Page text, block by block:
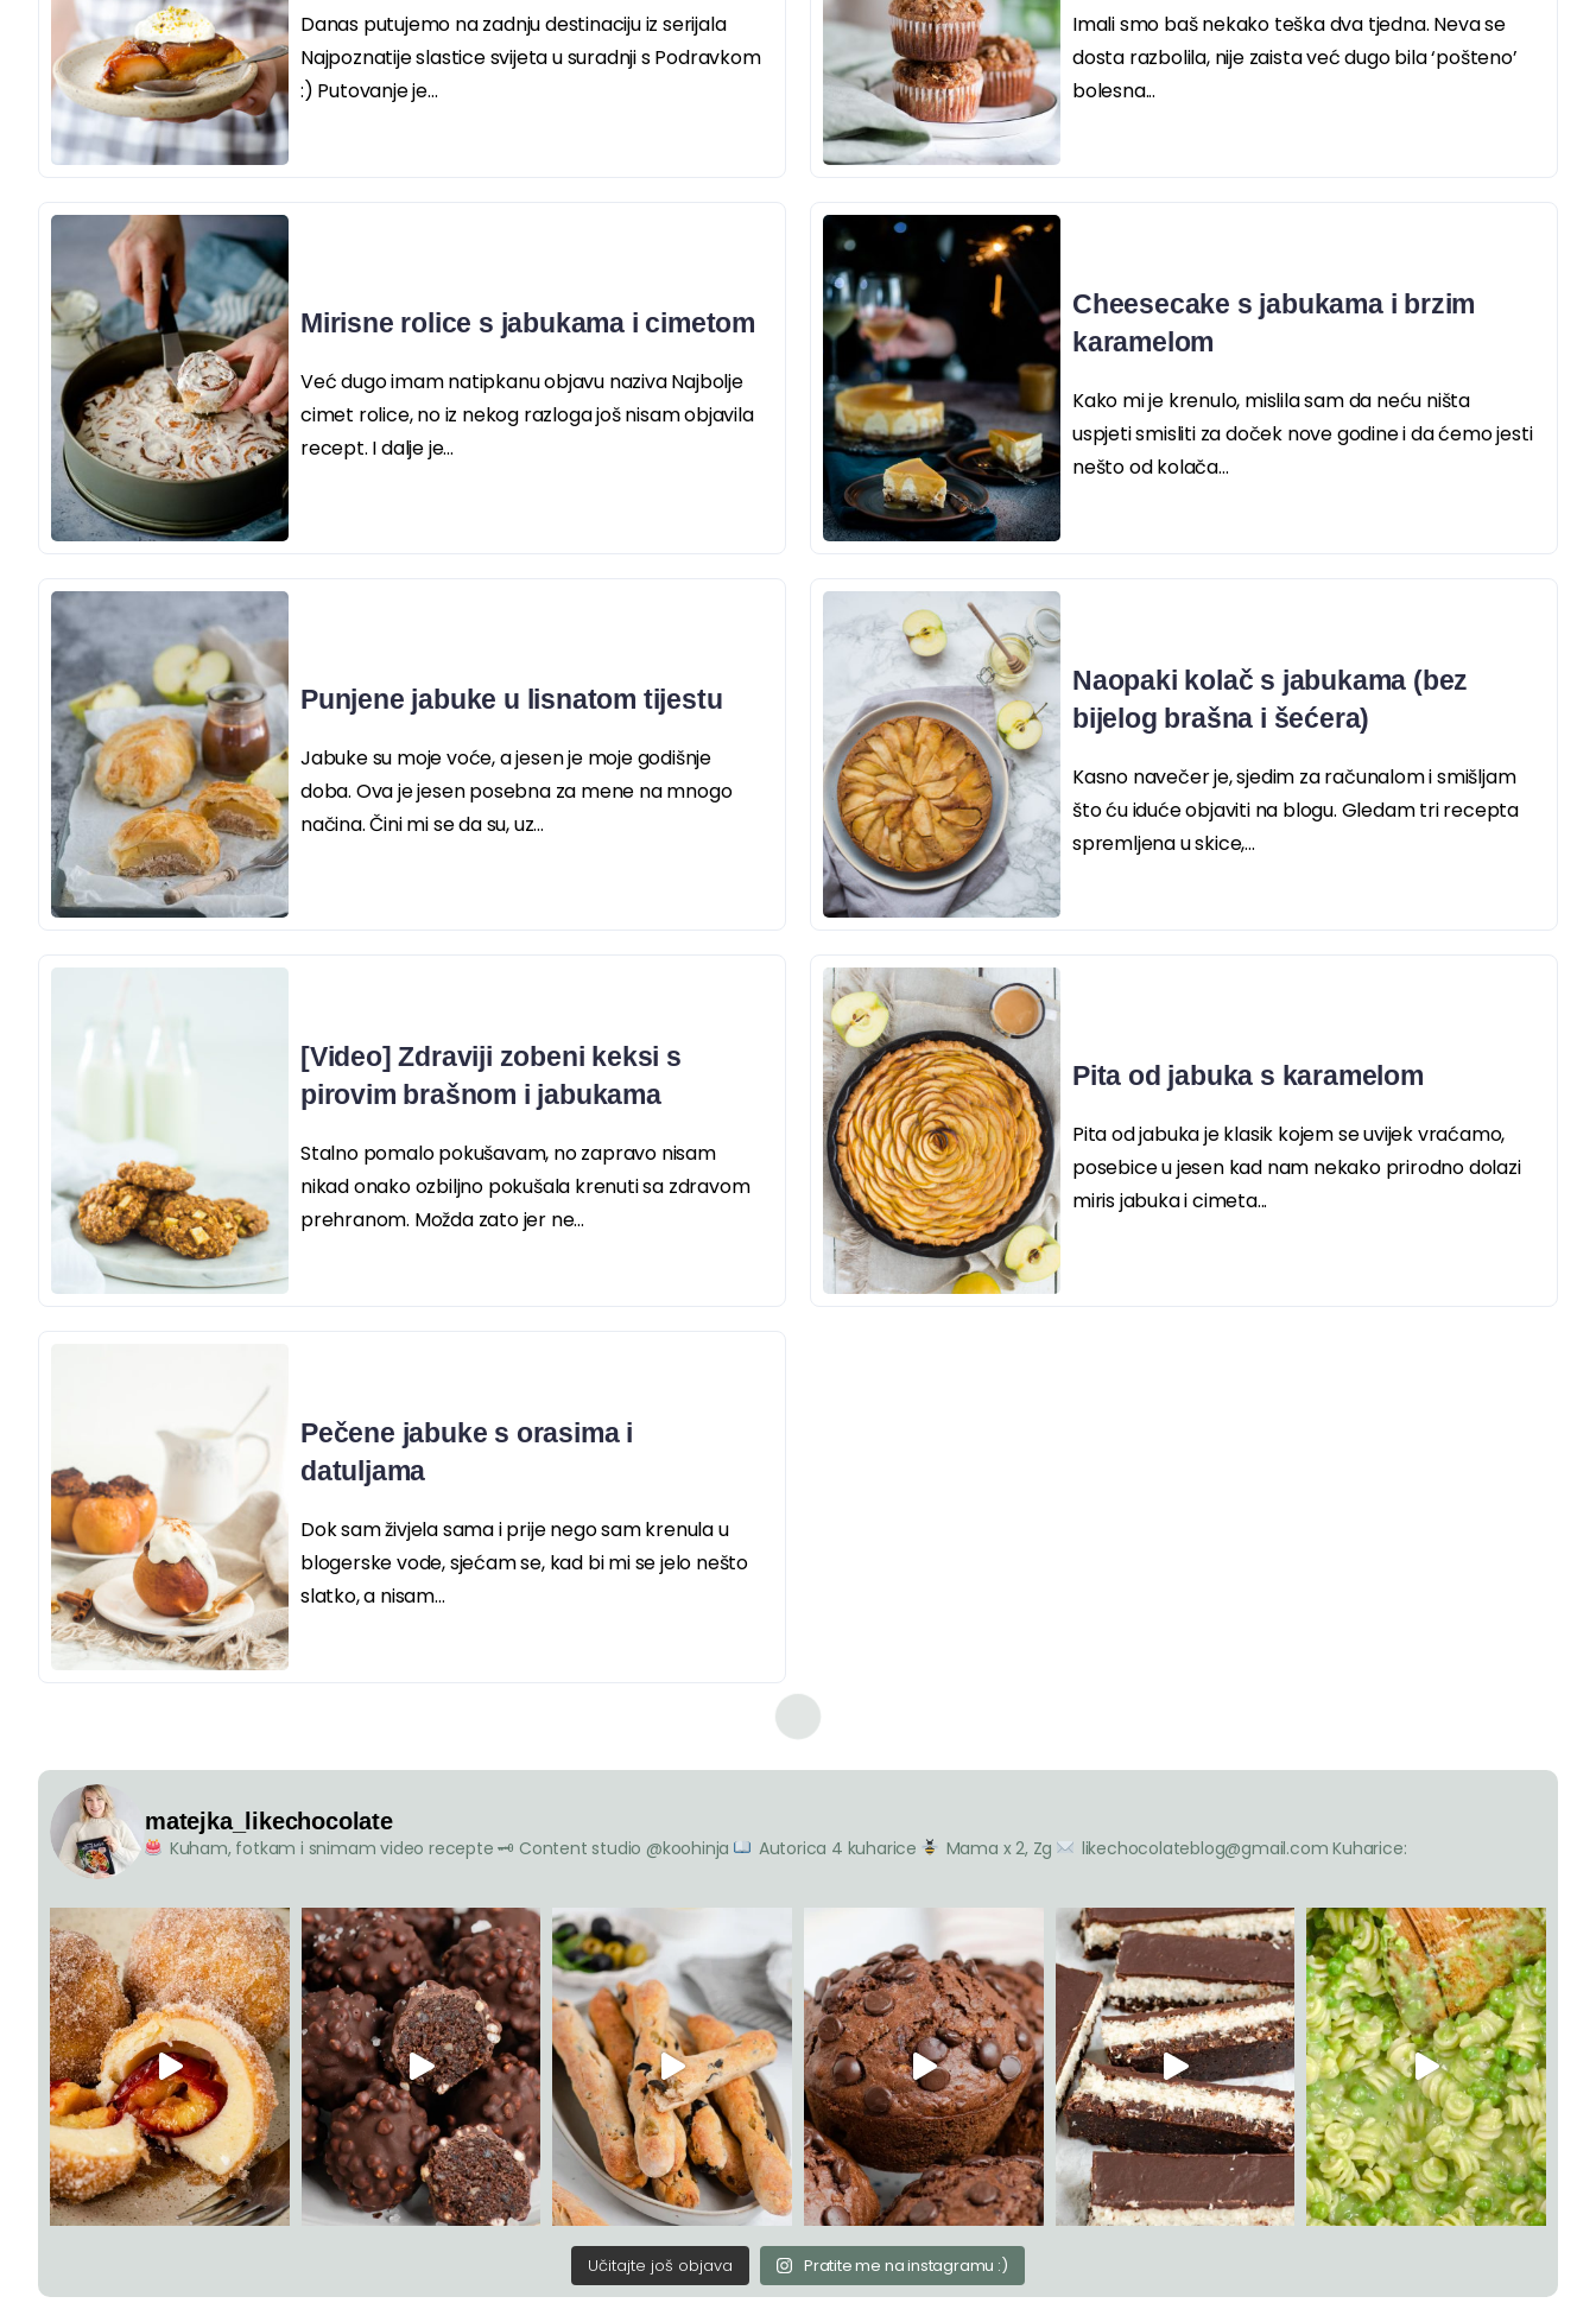
Danas putujemo na zadnju destinaciju iz serijala
Najpoznatije slastice svijeta u suradnji s Podravkom
:) Putovanje je...
Imali smo baš nekako teška dva tjedna. Neva se
dosta razbolila, nije zaista već dugo bila ‘pošteno’
bolesna...
Mirisne rolice s jabukama i cimetom
Već dugo imam natipkanu objavu naziva Najbolje
cimet rolice, no iz nekog razloga još nisam objavila
recept. I dalje je...
Cheesecake s jabukama i brzim
karamelom
Kako mi je krenulo, mislila sam da neću ništa
uspjeti smisliti za doček nove godine i da ćemo jesti
nešto od kolača...
Punjene jabuke u lisnatom tijestu
Jabuke su moje voće, a jesen je moje godišnje
doba. Ova je jesen posebna za mene na mnogo
načina. Čini mi se da su, uz...
Naopaki kolač s jabukama (bez
bijelog brašna i šećera)
Kasno navečer je, sjedim za računalom i smišljam
što ću iduće objaviti na blogu. Gledam tri recepta
spremljena u skice,...
[Video] Zdraviji zobeni keksi s
pirovim brašnom i jabukama
Stalno pomalo pokušavam, no zapravo nisam
nikad onako ozbiljno pokušala krenuti sa zdravom
prehranom. Možda zato jer ne...
Pita od jabuka s karamelom
Pita od jabuka je klasik kojem se uvijek vraćamo,
posebice u jesen kad nam nekako prirodno dolazi
miris jabuka i cimeta...
Pečene jabuke s orasima i
datuljama
Dok sam živjela sama i prije nego sam krenula u
blogerske vode, sjećam se, kad bi mi se jelo nešto
slatko, a nisam...
[Video] Tarte Tatin sa šljivama
stoljeća, u Francuskoj su sestre Tatin od roditelja
naslijedile hotel...
pitu od jabuka s karamelom. Ne zvuči kao baš
neka nauka, no meni se taj...
[Video] Jesenski kolač od jabuka s
bademima
Svake godine u ovo doba, usta su mi puna jeseni. I
[Video] Pečene kruške i jabuke s
crumbleom od oraha i meda